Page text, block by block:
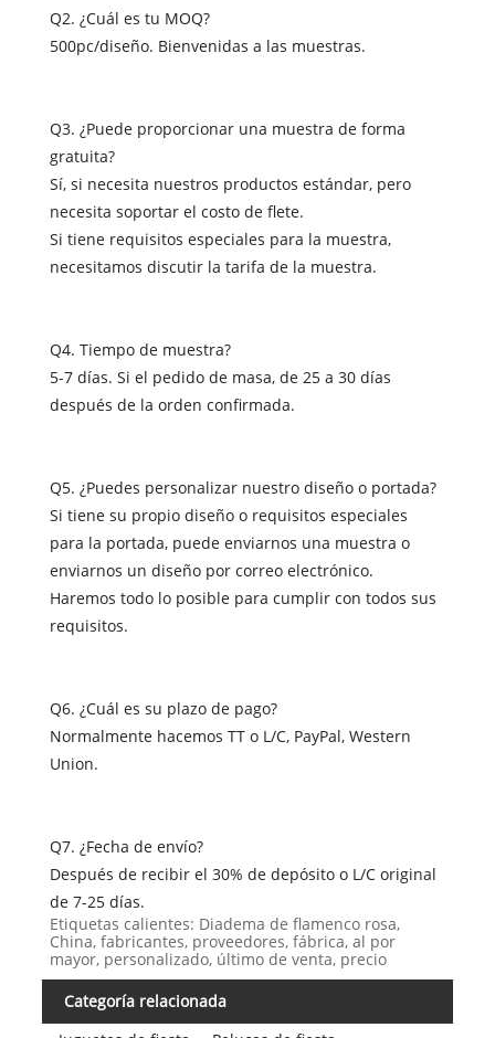
Q2. ¿Cuál es tu MOQ?
500pc/diseño. Bienvenidas a las muestras.
Q3. ¿Puede proporcionar una muestra de forma
gratuita?
Sí, si necesita nuestros productos estándar, pero
necesita soportar el costo de flete.
Si tiene requisitos especiales para la muestra,
necesitamos discutir la tarifa de la muestra.
Q4. Tiempo de muestra?
5-7 días. Si el pedido de masa, de 25 a 30 días
después de la orden confirmada.
Q5. ¿Puedes personalizar nuestro diseño o portada?
Si tiene su propio diseño o requisitos especiales
para la portada, puede enviarnos una muestra o
enviarnos un diseño por correo electrónico.
Haremos todo lo posible para cumplir con todos sus
requisitos.
Q6. ¿Cuál es su plazo de pago?
Normalmente hacemos TT o L/C, PayPal, Western
Union.
Q7. ¿Fecha de envío?
Después de recibir el 30% de depósito o L/C original
de 7-25 días.
Etiquetas calientes: Diadema de flamenco rosa,
China, fabricantes, proveedores, fábrica, al por
mayor, personalizado, último de venta, precio
Categoría relacionada